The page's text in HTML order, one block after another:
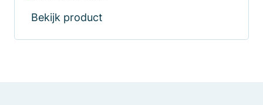
Bekijk product